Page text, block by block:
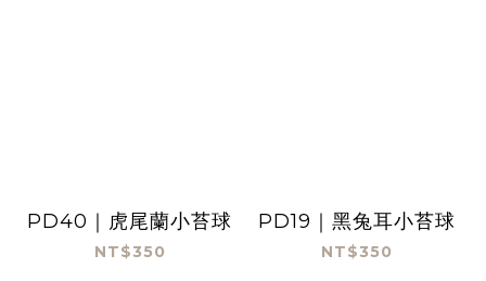
PD40｜虎尾蘭小苔球
NT$350
PD19｜黑兔耳小苔球
NT$350